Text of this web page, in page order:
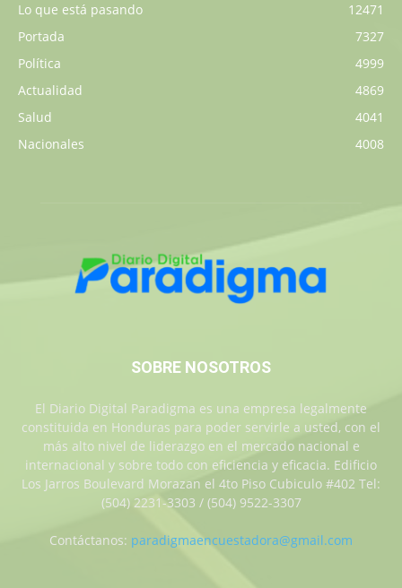
Lo que está pasando
12471
Portada
7327
Política
4999
Actualidad
4869
Salud
4041
Nacionales
4008
SOBRE NOSOTROS
El Diario Digital Paradigma es una empresa legalmente
constituida en Honduras para poder servirle a usted, con el
más alto nivel de liderazgo en el mercado nacional e
internacional y sobre todo con eficiencia y eficacia. Edificio
Los Jarros Boulevard Morazan el 4to Piso Cubiculo #402 Tel:
(504) 2231-3303 / (504) 9522-3307
Contáctanos: paradigmaencuestadora@gmail.com